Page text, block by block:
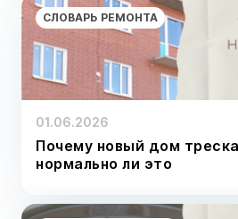
СЛОВАРЬ РЕМОНТА
01.06.2026
Почему новый дом
нормально ли это